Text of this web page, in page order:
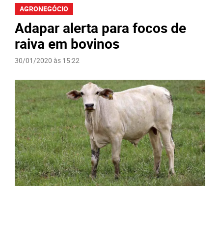
AGRONEGÓCIO
Adapar alerta para focos de
raiva em bovinos
30/01/2020 às 15:22